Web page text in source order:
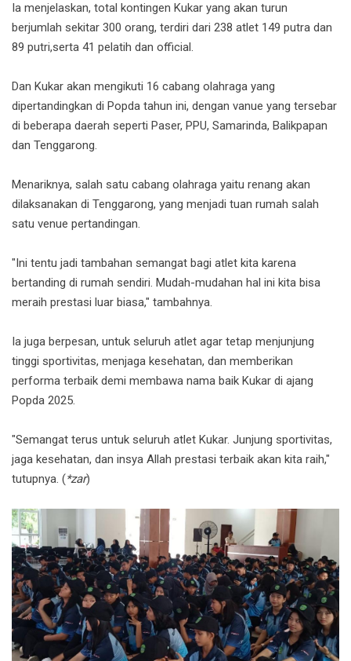
Ia menjelaskan, total kontingen Kukar yang akan turun
berjumlah sekitar 300 orang, terdiri dari 238 atlet 149 putra dan
89 putri,serta 41 pelatih dan official.
Dan Kukar akan mengikuti 16 cabang olahraga yang
dipertandingkan di Popda tahun ini, dengan vanue yang tersebar
di beberapa daerah seperti Paser, PPU, Samarinda, Balikpapan
dan Tenggarong.
Menariknya, salah satu cabang olahraga yaitu renang akan
dilaksanakan di Tenggarong, yang menjadi tuan rumah salah
satu venue pertandingan.
"Ini tentu jadi tambahan semangat bagi atlet kita karena
bertanding di rumah sendiri. Mudah-mudahan hal ini kita bisa
meraih prestasi luar biasa," tambahnya.
Ia juga berpesan, untuk seluruh atlet agar tetap menjunjung
tinggi sportivitas, menjaga kesehatan, dan memberikan
performa terbaik demi membawa nama baik Kukar di ajang
Popda 2025.
"Semangat terus untuk seluruh atlet Kukar. Junjung sportivitas,
jaga kesehatan, dan insya Allah prestasi terbaik akan kita raih,"
tutupnya. (*zar)